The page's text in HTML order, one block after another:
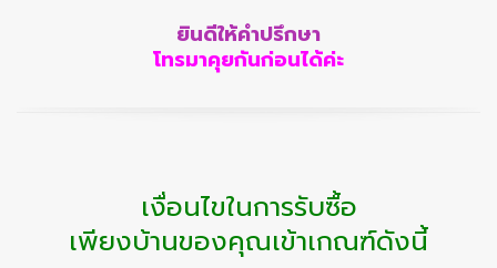
ยินดีให้คำปรึกษา
โทรมาคุยกันก่อนได้ค่ะ
เงื่อนไขในการรับซื้อ
เพียงบ้านของคุณเข้าเกณฑ์ดังนี้